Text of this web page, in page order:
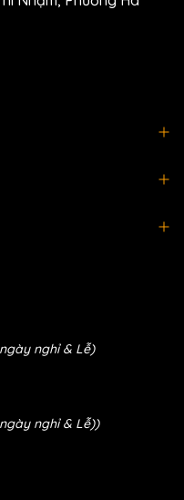
nghỉ & Lễ)
nghỉ & Lễ))